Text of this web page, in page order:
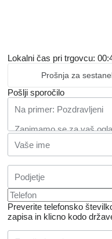
Lokalni čas pri trgovcu:
Prošnja za
Pošlji sporočilo
Preverite telefonsko
zapisa in klicno kodo